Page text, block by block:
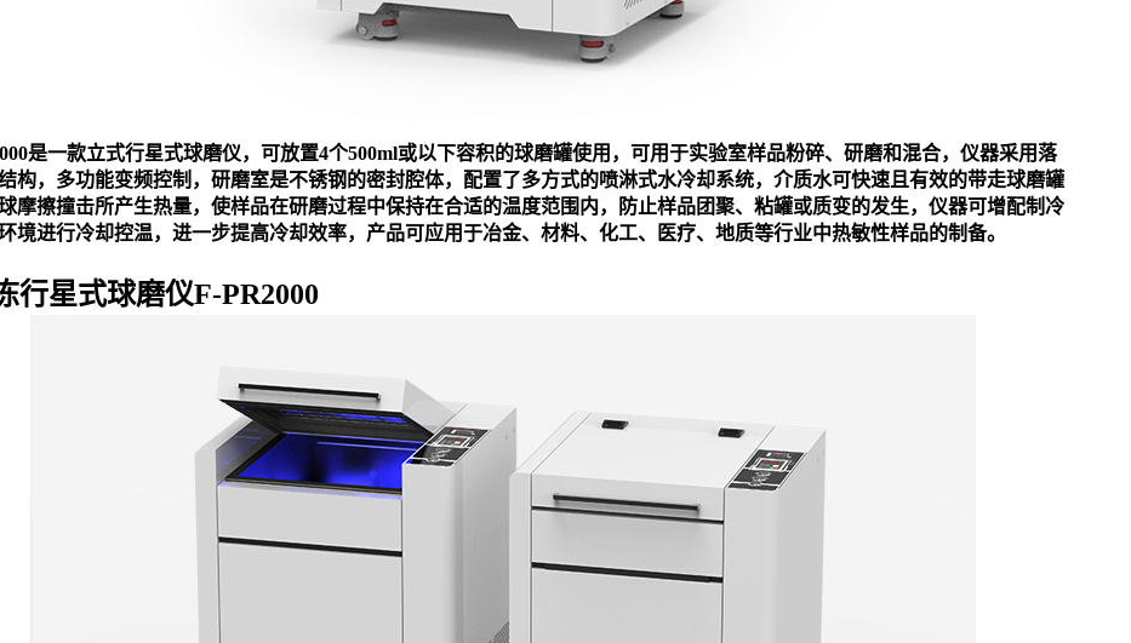
是一款立式行星式球磨仪，可放置4个500ml或以下容积的球磨罐使用，可用于实验室样品粉碎、研磨和混合，仪器采用落
构，多功能变频控制，研磨室是不锈钢的密封腔体，配置了多方式的喷淋式水冷却系统，介质水可快速且有效的带走球磨罐
摩擦撞击所产生热量，使样品在研磨过程中保持在合适的温度范围内，防止样品团聚、粘罐或质变的发生，仪器可增配制冷
境进行冷却控温，进一步提高冷却效率，产品可应用于冶金、材料、化工、医疗、地质等行业中热敏性样品的制备。
行星式球磨仪F-PR2000